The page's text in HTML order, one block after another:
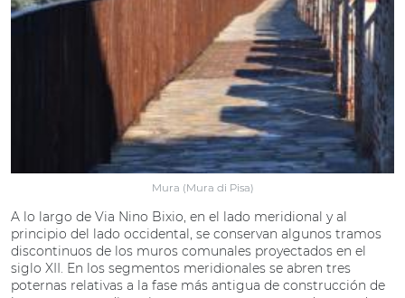
Mura (Mura di Pisa)
A lo largo de Via Nino Bixio, en el lado meridional y al
principio del lado occidental, se conservan algunos tramos
discontinuos de los muros comunales proyectados en el
siglo XII. En los segmentos meridionales se abren tres
poternas relativas a la fase más antigua de construcción de